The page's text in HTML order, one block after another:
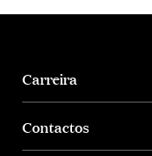
Carreira
Contactos